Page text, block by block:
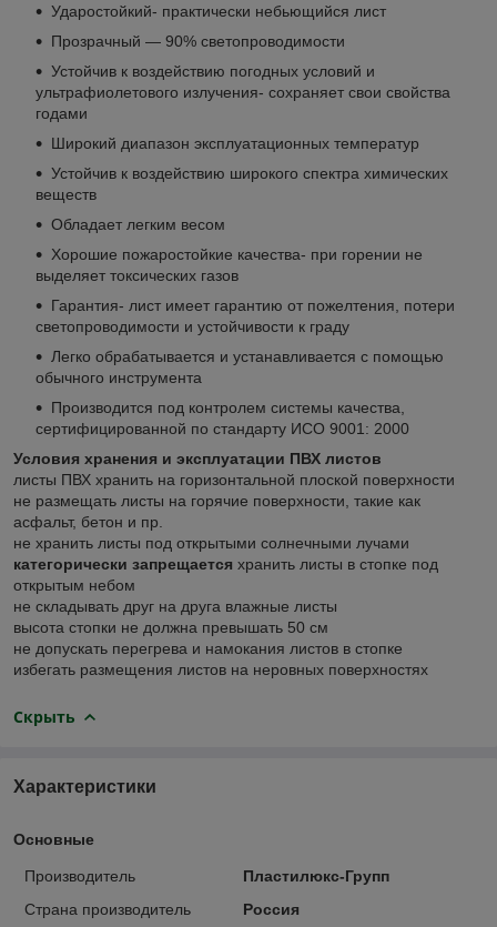
Ударостойкий- практически небьющийся лист
Прозрачный ― 90% светопроводимости
Устойчив к воздействию погодных условий и
ультрафиолетового излучения- сохраняет свои свойства
годами
Широкий диапазон эксплуатационных температур
Устойчив к воздействию широкого спектра химических
веществ
Обладает легким весом
Хорошие пожаростойкие качества- при горении не
выделяет токсических газов
Гарантия- лист имеет гарантию от пожелтения, потери
светопроводимости и устойчивости к граду
Легко обрабатывается и устанавливается с помощью
обычного инструмента
Производится под контролем системы качества,
сертифицированной по стандарту ИСО 9001: 2000
Условия хранения и эксплуатации ПВХ листов
листы ПВХ хранить на горизонтальной плоской поверхности
не размещать листы на горячие поверхности, такие как
асфальт, бетон и пр.
не хранить листы под открытыми солнечными лучами
категорически запрещается хранить листы в стопке под
открытым небом
не складывать друг на друга влажные листы
высота стопки не должна превышать 50 см
не допускать перегрева и намокания листов в стопке
избегать размещения листов на неровных поверхностях
Скрыть
Характеристики
Основные
Производитель
Пластилюкс-Групп
Страна производитель
Россия